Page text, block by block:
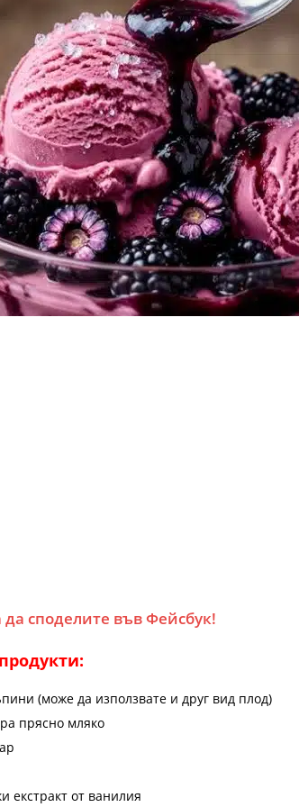
да споделите във Фейсбук!
(може да използвате и друг вид плод)
прясно мляко
екстракт от ванилия